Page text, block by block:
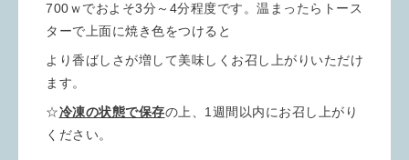
700ｗでおよそ3分～4分程度です。温まったらトース
ターで上面に焼き色をつけると
より香ばしさが増して美味しくお召し上がりいただけ
ます。
☆冷凍の状態で保存の上、1週間以内にお召し上がり
ください。